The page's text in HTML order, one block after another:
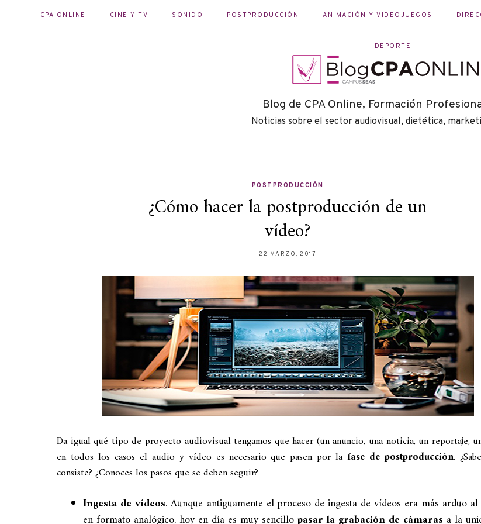
CPA ONLINE CINE Y TV SONIDO POSTPRODUCCIÓN ANIMACIÓN Y VIDEOJUEGOS
DEPORTE
Blog de CPA Online, Formación
Noticias sobre el sector audiovisual, dietética,
POSTPRODUCCIÓN
¿Cómo hacer la postproducción de un
vídeo?
22 MARZO, 2017
Da igual qué tipo de proyecto audiovisual tengamos que hacer (un anuncio, una noticia, un reportaje,
en todos los casos el audio y vídeo es necesario que pasen por lafase de postproducción.
consiste? ¿Conoces los pasos que se deben seguir?
Ingesta de vídeos. Aunque antiguamente el proceso de ingesta de vídeos era más arduo
en formato analógico, hoy en día es muy sencillopasar la grabación de cámaras a la